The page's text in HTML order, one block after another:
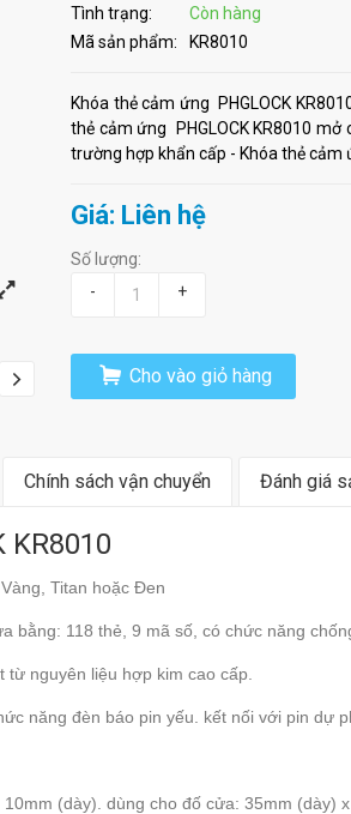
Tình trạng:
Còn hàng
Mã sản phẩm:
KR8010
Khóa thẻ cảm ứng PHGLOCK
thẻ cảm ứng PHGLOCK KR8010
trường hợp khẩn cấp - Khóa thẻ cảm
Giá: Liên hệ
Số lượng:
-
+
Cho vào giỏ hàng
Chính sách vận chuyển Đánh giá
KR8010
Titan hoặc Đen
bằng: 118 thẻ, 9 mã số, có chức năng
từ nguyên liệu hợp kim cao cấp.
năng đèn báo pin yếu. kết nối với pin dự
(dày). dùng cho đố cửa: 35mm (dày)